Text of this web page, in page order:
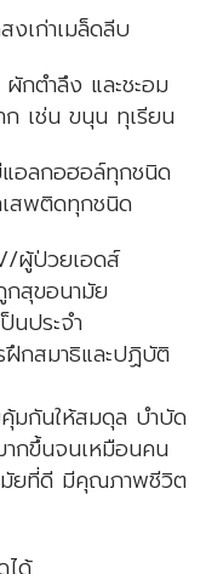
งเก่าเมล็ดลีบ
กตำลึง และชะอม
เช่น ขนุน ทุเรียน
อลกอฮอล์ทุกชนิด
เสพติดทุกชนิด
ผู้ป่วยเอดส์
กสุขอนามัย
นประจำ
กสมาธิและปฏิบัติ
มกันให้สมดุล บำบัด
ากขึ้นจนเหมือนคน
มัยที่ดี มีคุณภาพชีวิต